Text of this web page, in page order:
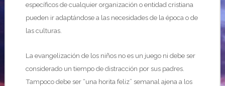
específicos de cualquier organización o entidad cristiana
pueden ir adaptándose a las necesidades de la época o de
las culturas.
La evangelización de los niños no es un juego ni debe ser
considerado un tiempo de distracción por sus padres.
Tampoco debe ser “una horita feliz” semanal ajena a los